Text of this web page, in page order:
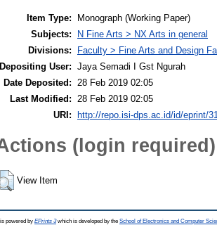
Item Type:
Monograph (Working Paper)
Subjects:
N Fine Arts > NX Arts in general
Divisions:
Faculty > Fine Arts and Design
Depositing User: Jaya Semadi I Gst Ngurah
Date Deposited:
28 Feb 2019 02:05
Last Modified:
28 Feb 2019 02:05
URI:
http://repo.isi-dps.ac.id/id/eprint/
(login required)
View Item
powered by EPrints 3which is developed by the School of Electronics and Computer